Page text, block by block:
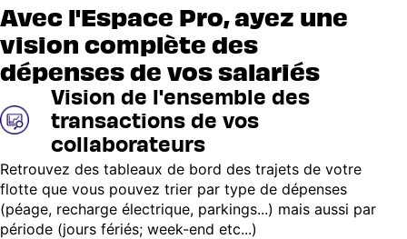
Avec l'Espace Pro, ayez une
vision complète des
dépenses de vos salariés
Vision de l'ensemble des
transactions de vos
collaborateurs
Retrouvez des tableaux de bord des trajets de votre
flotte que vous pouvez trier par type de dépenses
(péage, recharge électrique, parkings...) mais aussi par
période (jours fériés; week-end etc...)